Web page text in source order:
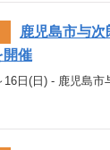
鹿児島市与
開催
16日(日) - 鹿児島市